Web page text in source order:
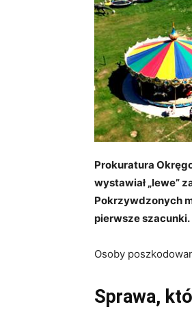
Prokuratura
wystawiał „lewe”
Pokrzywdzonych
pierwsze szacunki.
Osoby
Sprawa,